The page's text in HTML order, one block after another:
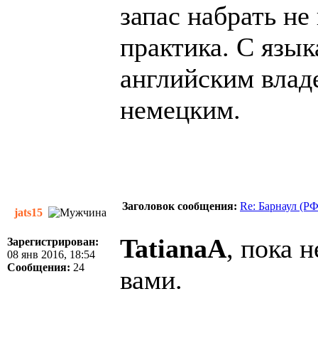
запас набрать
практика. С
английским
немецким.
jats15
Заголовок сообщения: Re: Барнаул
Зарегистрирован:
08 янв 2016, 18:54
Сообщения: 24
TatianaA, пока
вами.